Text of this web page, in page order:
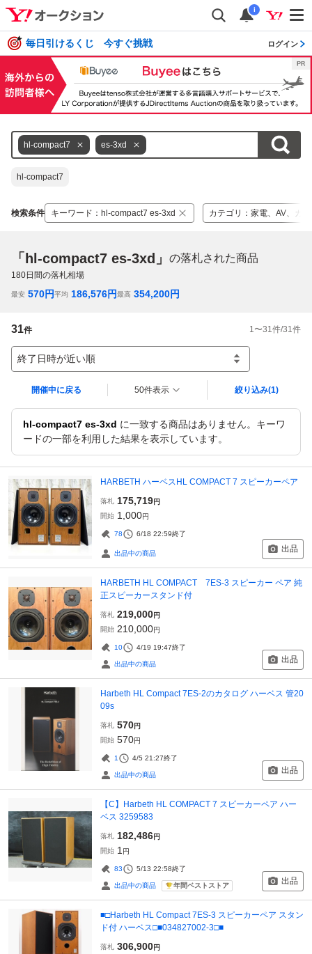
i
毎日引けるくじ 今すぐ挑戦 ログイン
hl-compact7 es-3xd
hl-compact7
検索条件 キーワード ： hl-compact7 es-3xd カテゴリ ： 家電、AV、カ
「hl-compact7 es-3xd」 の落札された商品
180日間の落札相場
最安 570円平均 186,576円最高 354,200円
31件 1 〜31 件/31 件
終了日時が近い順
開催中に戻る 50件表示 絞り込み(1)
hl-compact7 es-3xd に一致する商品はありません。キーワ
ードの一部を利用した結果を表示しています。
HARBETH ハーベスHL COMPACT 7 スピーカーペア
落札 175,719円
開始 1,000円
78 6/18 22:59終了
出品中の商品 出品
HARBETH HL COMPACT 7ES-3 スピーカー ペア 純
正スピーカースタンド付
落札 219,000円
開始 210,000円
10 4/19 19:47終了
出品中の商品 出品
Harbeth HL Compact 7ES-2のカタログ ハーベス 管20
09s
落札 570円
開始 570円
1 4/5 21:27終了
出品中の商品 出品
【C】Harbeth HL COMPACT 7 スピーカーペア ハー
ベス 3259583
落札 182,486円
開始 1 円
83 5/13 22:58終了
出品中の商品 年間ベストストア 出品
■□Harbeth HL Compact 7ES-3 スピーカーペア スタン
ド付 ハーベス□■034827002-3□■
落札 306,900円